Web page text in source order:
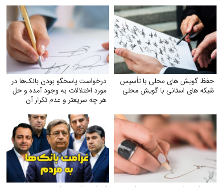
حفظ گویش های محلی با تأسیس
شبکه های استانی با گویش محلی
درخواست پاسخگو بودن بانک‌ها در
مورد اختلالات به وجود آمده و حل
هر چه سریعتر و عدم تکرار آن